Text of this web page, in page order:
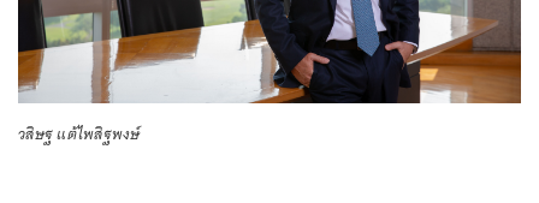
วสิษฐ แต้ไพสิฐพงษ์